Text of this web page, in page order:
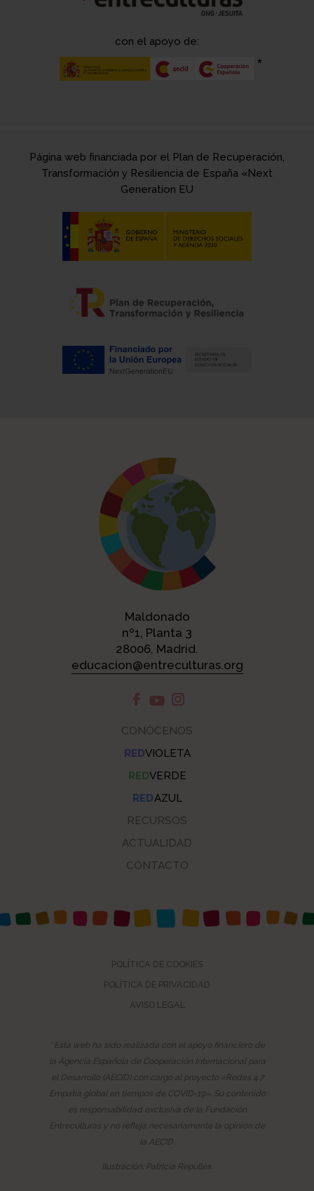
con el apoyo de:
Página web financiada por el Plan de Recuperación,
Transformación y Resiliencia de España «Next
Generation EU
Maldonado
nº1, Planta 3
28006, Madrid.
educacion@entreculturas.org
CONÓCENOS
REDVIOLETA
REDVERDE
REDAZUL
RECURSOS
ACTUALIDAD
CONTACTO
POLÍTICA DE COOKIES
POLÍTICA DE PRIVACIDAD
AVISO LEGAL
* Esta web ha sido realizada con el apoyo financiero de
la Agencia Española de Cooperación Internacional para
el Desarrollo (AECID) con cargo al proyecto «Redes 4.7
Empatía global en tiempos de COVID-19». Su contenido
es responsabilidad exclusiva de la Fundación
Entreculturas y no refleja necesariamente la opinión de
la AECID.
Ilustración: Patricia Repullés.